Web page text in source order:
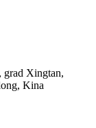
grad Xingtan,
Kina